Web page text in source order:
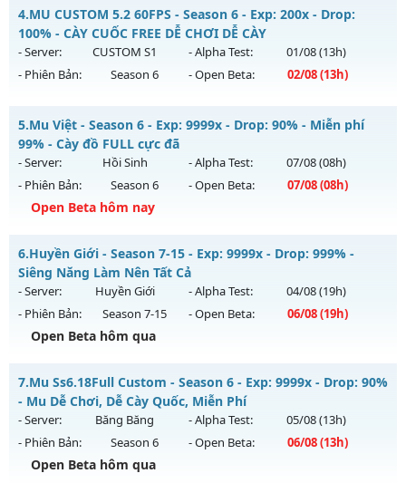
Antihack: BDCAM
Mu mới ra tháng 08 2026 - Mở máy chủThánh Nữ
ngày 10/08/2626
Exp: 150x - Drop: 10%
Thể loại: Mu Nguyên bản Webzen
Antihack: IGMU.DEV
4.MU CUSTOM 5.2 60FPS - Season 6 - Exp: 200x - Drop:
100% - CÀY CUỐC FREE DỄ CHƠI DỄ CÀY
- Server: CUSTOM S1 - Alpha Test: 01/08(13h)
- Phiên Bản:
Season 6 - Open Beta: 02/08(13h)
MU CUSTOM 5.2 60FPS - CÀY CUỐC FREE DỄ CHƠI DỄ CÀY
Mu mới ra tháng 08 2026 - Mở máy chủ
ngày 02/08/2626
Exp: 200x - Drop: 100%
Kiểu reset: Reset In Game
Antihack: XShield
5.Mu Việt - Season 6 - Exp: 9999x - Drop: 90% - Miễn phí
99% - Cày đồ FULL cực đã
- Server: Hồi Sinh - Alpha Test: 07/08(08h)
- Phiên Bản:
Season 6 - Open Beta: 07/08(08h)
Open Beta hôm nay
Mu Việt - Miễn phí 99% - Cày đồ FULL cực đã
Mu mới ra tháng 08 2026 - Mở máy chủ
ngày 07/08/2626
Exp: 9999x - Drop: 90%
Kiểu reset: Reset In Game
Antihack: ICMPROTECT ✅ 🔴 ✨ ⚡️
6.Huyền Giới - Season 7-15 - Exp: 9999x - Drop: 999% -
Siêng Năng Làm Nên Tất Cả
- Server: Huyền Giới - Alpha Test: 04/08(19h)
- Phiên Bản:
Season 7-15 - Open Beta: 06/08(19h)
Open Beta hôm qua
Huyền Giới - Siêng Năng Làm Nên Tất Cả
Mu mới ra tháng 08 2026 - Mở máy chủ
ngày 06/08/2626
Exp: 9999x - Drop: 999%
Kiểu reset: Reset In Game
7.Mu Ss6.18Full Custom - Season 6 - Exp: 9999x - Drop: 90%
- Mu Dễ Chơi, Dễ Cày Quốc, Miễn Phí
- Server: Băng Băng - Alpha Test: 05/08(13h)
- Phiên Bản:
Season 6 - Open Beta: 06/08(13h)
Open Beta hôm qua